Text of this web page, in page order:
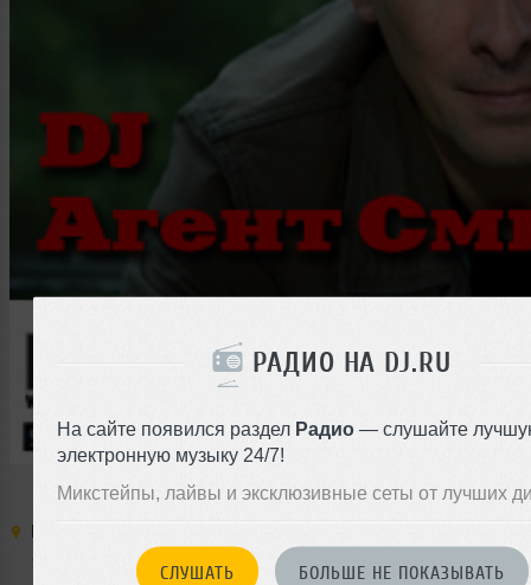
РАДИО НА DJ.RU
На сайте появился раздел Радио — слушайте
электронную музыку 24/7!
Микстейпы, лайвы и эксклюзивные сеты от лучших
СЛУШАТЬ БОЛЬШЕ НЕ ПОКАЗЫВАТЬ
телефоны: 227-37-85,
514-65-75